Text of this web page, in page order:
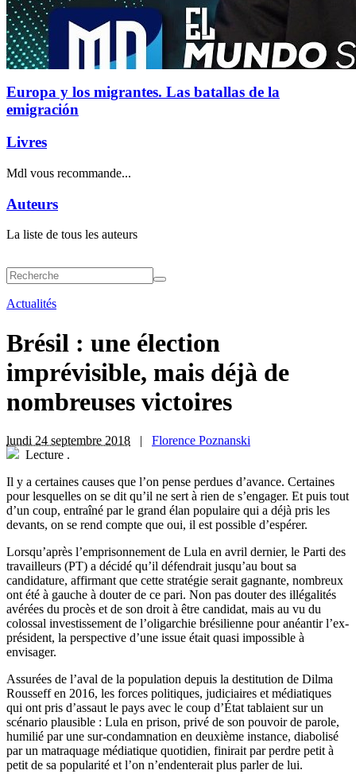
Europa y los migrantes. Las batallas de la
emigración
Livres
Mdl vous recommande...
Auteurs
La liste de tous les auteurs
Actualités
Brésil : une élection
imprévisible, mais déjà de
nombreuses victoires
lundi 24 septembre 2018 | Florence Poznanski
Lecture .
Il y a certaines causes que l’on pense perdues d’avance. Certaines
pour lesquelles on se dit qu’il ne sert à rien de s’engager. Et puis tout
d’un coup, entraîné par le grand élan populaire qui a déjà pris les
devants, on se rend compte que oui, il est possible d’espérer.
Lorsqu’après l’emprisonnement de Lula en avril dernier, le Parti des
travailleurs (PT) a décidé qu’il défendrait jusqu’au bout sa
candidature, affirmant que cette stratégie serait gagnante, nombreux
ont été à gauche à douter de ce pari. Non pas douter des illégalités
avérées du procès et de son droit à être candidat, mais au vu du
colossal investissement de l’oligarchie brésilienne pour anéantir l’ex-
président, la perspective d’une issue était quasi impossible à
envisager.
Assurées de l’aval de la population depuis la destitution de Dilma
Rousseff en 2016, les forces politiques, judiciaires et médiatiques
qui ont pris d’assaut le pays avec le coup d’État tablaient sur un
scénario plausible : Lula en prison, privé de son pouvoir de parole,
humilié par une sur-condamnation en deuxième instance, diabolisé
par un matraquage médiatique quotidien, finirait par perdre petit à
petit de sa popularité et l’on n’endenterait plus parler de lui.